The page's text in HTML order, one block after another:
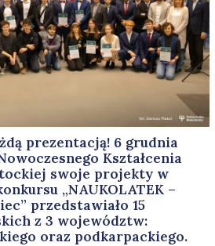
prezentacją! 6 grudnia
Kształcenia
swoje projekty w
„NAUKOLATEK –
przedstawiało 15
z 3 województw:
oraz podkarpackiego.